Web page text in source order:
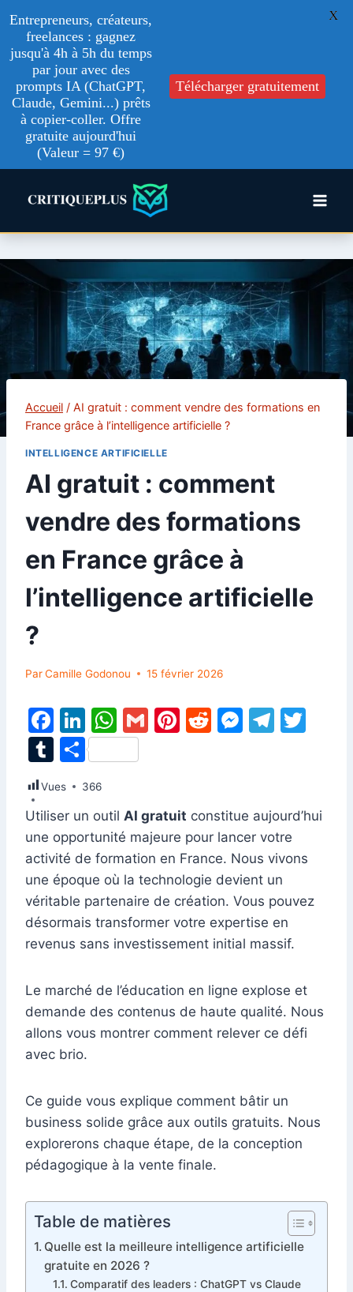
Accueil / AI gratuit : comment vendre des formations en
France grâce à l’intelligence artificielle ?
INTELLIGENCE ARTIFICIELLE
AI gratuit : comment
vendre des formations
en France grâce à
l’intelligence artificielle
?
ParCamille Godonou 15 février 2026
F
a
c
e
b
o
o
k
Li
n
k
e
dI
n
W
h
at
A
p
p
G
Pi
st
R
t
M
e
n
g
er
T
a
m
T
m
bl
r
P
ar
ta
g
er
Vues 366
Utiliser un outil AI gratuit constitue aujourd’hui
une opportunité majeure pour lancer votre
activité de formation en France. Nous vivons
une époque où la technologie devient un
véritable partenaire de création. Vous pouvez
désormais transformer votre expertise en
revenus sans investissement initial massif.
Le marché de l’éducation en ligne explose et
demande des contenus de haute qualité. Nous
allons vous montrer comment relever ce défi
avec brio.
Ce guide vous explique comment bâtir un
business solide grâce aux outils gratuits. Nous
explorerons chaque étape, de la conception
pédagogique à la vente finale.
Table de matières
Quelle est la meilleure intelligence artificielle
gratuite en 2026 ?
Comparatif des leaders : ChatGPT vs Claude
Entrepreneurs, créateurs,
freelances : gagnez
jusqu'à 4h à 5h du temps
par jour avec des
prompts IA (ChatGPT,
Claude, Gemini...) prêts
à copier-coller. Offre
gratuite aujourd'hui
(Valeur = 97 €)
Télécharger gratuitement
X